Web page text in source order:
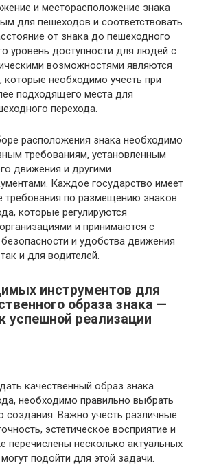
и месторасположение знака
для пешеходов и соответствовать
от знака до пешеходного
уровень доступности для людей с
возможностями являются
необходимо учесть при
подходящего места для
перехода.
расположения знака необходимо
требованиям, установленным
движения и другими
Каждое государство имеет
требования по размещению знаков
которые регулируются
и принимаются с
и удобства движения
и для водителей.
инструментов для
образа знака —
успешной реализации
качественный образ знака
необходимо правильно выбрать
создания. Важно учесть различные
эстетическое восприятие и
перечислены несколько актуальных
подойти для этой задачи.